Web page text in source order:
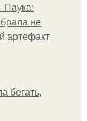
Паука:
не
артефакт
бегать,